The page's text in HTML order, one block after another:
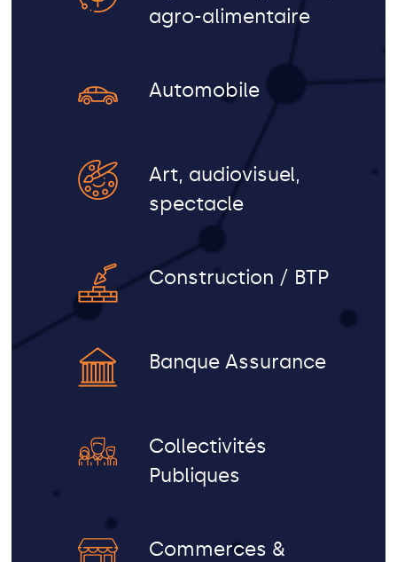
agro-alimentaire
Automobile
Art, audiovisuel,
spectacle
Construction / BTP
Banque Assurance
Collectivités
Publiques
Commerces &